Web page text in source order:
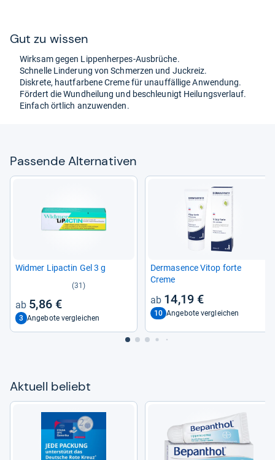
Gut zu wis­sen
Wirk­sam gegen Lip­pen­her­pes-​Aus­brü­che.
Schnelle Lin­de­rung von Schmer­zen und Juck­reiz.
Dis­krete, haut­far­bene Creme für unauf­fäl­lige Anwen­dung.
För­dert die Wund­hei­lung und beschleu­nigt Hei­lungs­ver­lauf.
Ein­fach ört­lich anzu­wen­den.
Pas­sende Alter­na­ti­ven
Wid­mer Lipac­tin Gel 3 g
(31)
5,86 €
3 Angebote vergleichen
Der­ma­sence Vitop forte
Creme
14,19 €
10 Angebote vergleichen
Aktu­ell beliebt